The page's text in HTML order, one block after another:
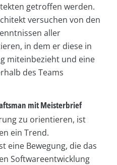
getroffen werden.
versuchen von den
aller
in dem er diese in
miteinbezieht und eine
des Teams
mit Meisterbrief
zu orientieren, ist
ein Trend.
eine Bewegung, die das
Softwareentwicklung